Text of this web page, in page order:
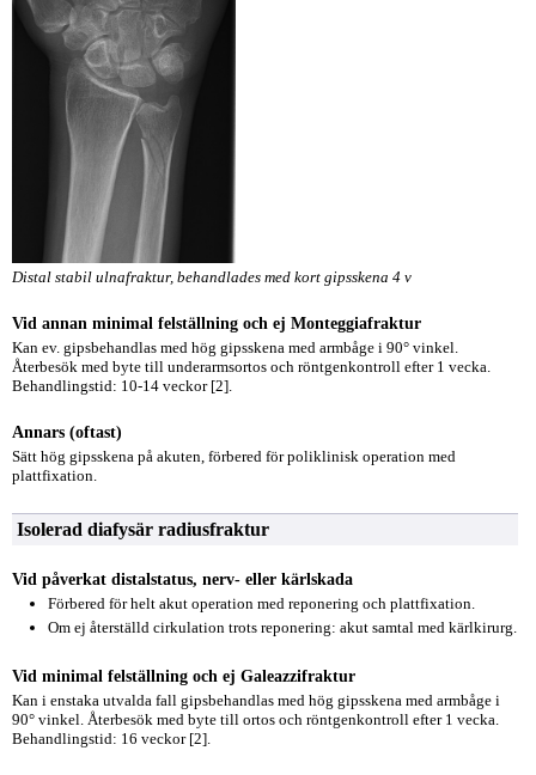
Distal stabil ulnafraktur, behandlades med kort gipsskena 4 v
Vid annan minimal felställning och ej Monteggiafraktur
Kan ev. gipsbehandlas med hög gipsskena med armbåge i 90° vinkel.
Återbesök med byte till underarmsortos och röntgenkontroll efter 1 vecka.
Behandlingstid: 10-14 veckor [2].
Annars (oftast)
Sätt hög gipsskena på akuten, förbered för poliklinisk operation med
plattfixation.
Isolerad diafysär radiusfraktur
Vid påverkat distalstatus, nerv- eller kärlskada
Förbered för helt akut operation med reponering och plattfixation.
Om ej återställd cirkulation trots reponering: akut samtal med kärlkirurg.
Vid minimal felställning och ej Galeazzifraktur
Kan i enstaka utvalda fall gipsbehandlas med hög gipsskena med armbåge i
90° vinkel. Återbesök med byte till ortos och röntgenkontroll efter 1 vecka.
Behandlingstid: 16 veckor [2].